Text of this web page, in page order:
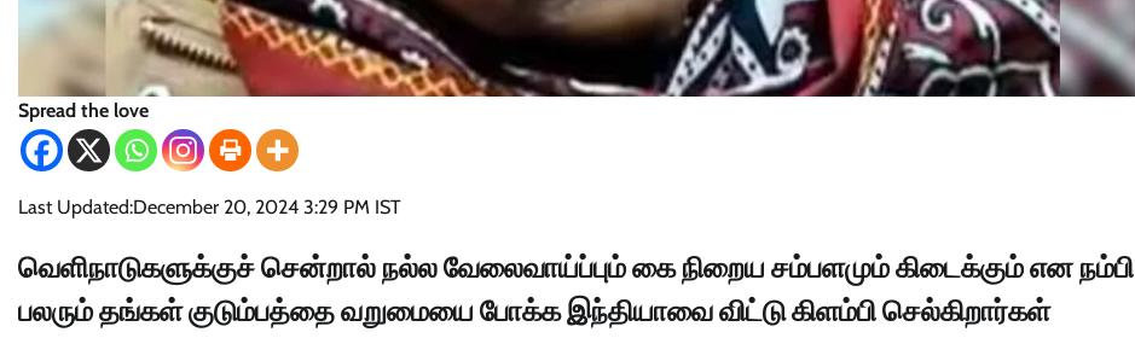
Spread the love
Last Updated:December 20, 2024 3:29 PM IST
வெளிநாடுகளுக்குச் சென்றால் நல்ல வேலைவாய்ப்பும் கை நிறைய சம்பளமும் கிடைக்கும் என நம்பி
பலரும் தங்கள் குடும்பத்தை வறுமையை போக்க இந்தியாவை விட்டு கிளம்பி செல்கிறார்கள்